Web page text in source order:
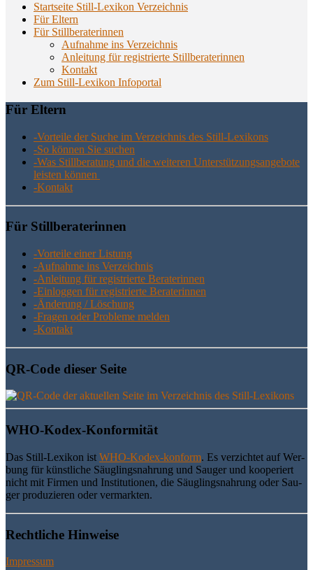
Startseite Still-Lexikon Verzeichnis
Für Eltern
Für Stillberaterinnen
Aufnahme ins Verzeichnis
Anlei­tung für regis­trier­te Stillberaterinnen
Kon­takt
Zum Still-Lexikon Infoportal
Für Eltern
-Vor­tei­le der Suche im Ver­zeich­nis des Still-Lexikons
-So kön­nen Sie suchen
-Was Still­be­ra­tung und die wei­te­ren Unter­stüt­zungs­an­ge­bo­te
leis­ten können
-Kon­takt
Für Still­be­ra­te­rin­nen
-Vor­tei­le einer Listung
-Auf­nah­me ins Verzeichnis
-Anlei­tung für regis­trier­te Beraterinnen
-Ein­log­gen für regis­trier­te Beraterinnen
-Ände­rung / Löschung
-Fra­gen oder Pro­ble­me melden
-Kon­takt
QR-Code die­ser Seite
WHO-Kodex-Kon­for­mi­tät
Das Still-Lexi­kon ist WHO-Kodex-kon­form. Es ver­zich­tet auf Wer­
bung für künst­li­che Säug­lings­nah­rung und Sau­ger und koope­riert
nicht mit Fir­men und Insti­tu­tio­nen, die Säug­lings­nah­rung oder Sau­
ger pro­du­zie­ren oder vermarkten.
Recht­li­che Hinweise
Impressum